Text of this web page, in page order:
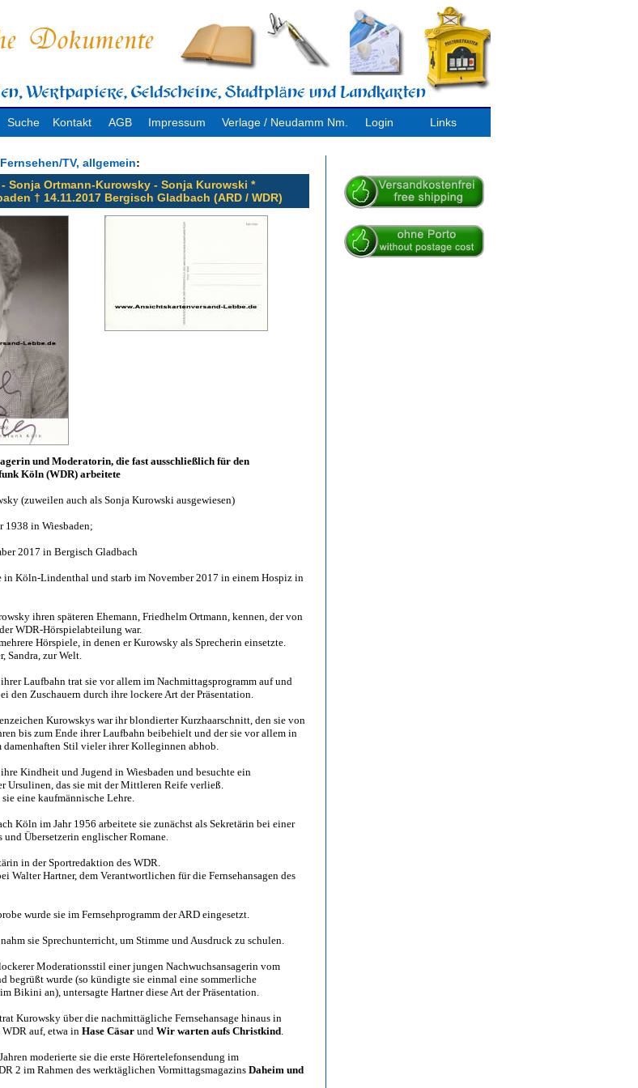
Suche Kontakt AGB Impressum Verlage / Neudamm Nm. Login Links
Fernsehen/TV, allgemein:
Sonja Ortmann-Kurowsky - Sonja Kurowski *
† 14.11.2017 Bergisch Gladbach (ARD / WDR)
und Moderatorin, die fast ausschließlich für den
Köln (WDR) arbeitete
(zuweilen auch als Sonja Kurowski ausgewiesen)
1938 in Wiesbaden;
2017 in Bergisch Gladbach
in Köln-Lindenthal und starb im November 2017 in einem Hospiz in
ihren späteren Ehemann, Friedhelm Ortmann, kennen, der von
WDR-Hörspielabteilung war.
Hörspiele, in denen er Kurowsky als Sprecherin einsetzte.
Sandra, zur Welt.
Laufbahn trat sie vor allem im Nachmittagsprogramm auf und
den Zuschauern durch ihre lockere Art der Präsentation.
Kurowskys war ihr blondierter Kurzhaarschnitt, den sie von
bis zum Ende ihrer Laufbahn beibehielt und der sie vor allem in
damenhaften Stil vieler ihrer Kolleginnen abhob.
Kindheit und Jugend in Wiesbaden und besuchte ein
Ursulinen, das sie mit der Mittleren Reife verließ.
eine kaufmännische Lehre.
Köln im Jahr 1956 arbeitete sie zunächst als Sekretärin bei einer
und Übersetzerin englischer Romane.
in der Sportredaktion des WDR.
Walter Hartner, dem Verantwortlichen für die Fernsehansagen des
wurde sie im Fernsehprogramm der ARD eingesetzt.
sie Sprechunterricht, um Stimme und Ausdruck zu schulen.
Moderationsstil einer jungen Nachwuchsansagerin vom
begrüßt wurde (so kündigte sie einmal eine sommerliche
Bikini an), untersagte Hartner diese Art der Präsentation.
Kurowsky über die nachmittägliche Fernsehansage hinaus in
auf, etwa inHase Cäsar und Wir warten aufs Christkind.
moderierte sie die erste Hörertelefonsendung im
2 im Rahmen des werktäglichen Vormittagsmagazins Daheim und